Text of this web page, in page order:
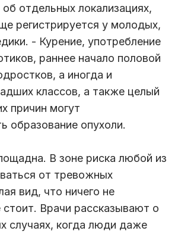
отдельных локализациях,
регистрируется у молодых,
- Курение, употребление
раннее начало половой
а иногда и
классов, а также целый
причин могут
образование опухоли.
В зоне риска любой из
от тревожных
вид, что ничего не
стоит. Врачи рассказывают о
случаях, когда люди даже